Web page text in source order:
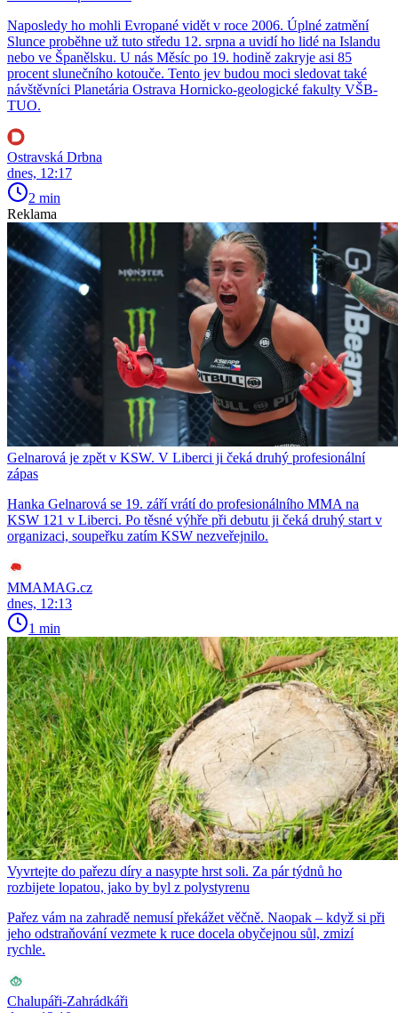
Naposledy ho mohli Evropané vidět v roce 2006. Úplné zatmění
Slunce proběhne už tuto středu 12. srpna a uvidí ho lidé na Islandu
nebo ve Španělsku. U nás Měsíc po 19. hodině zakryje asi 85
procent slunečního kotouče. Tento jev budou moci sledovat také
návštěvníci Planetária Ostrava Hornicko-geologické fakulty VŠB-
TUO.
Ostravská Drbna
dnes, 12:17
2 min
Reklama
Gelnarová je zpět v KSW. V Liberci ji čeká druhý profesionální
zápas
Hanka Gelnarová se 19. září vrátí do profesionálního MMA na
KSW 121 v Liberci. Po těsné výhře při debutu ji čeká druhý start v
organizaci, soupeřku zatím KSW nezveřejnilo.
MMAMAG.cz
dnes, 12:13
1 min
Vyvrtejte do pařezu díry a nasypte hrst soli. Za pár týdnů ho
rozbijete lopatou, jako by byl z polystyrenu
Pařez vám na zahradě nemusí překážet věčně. Naopak – když si při
jeho odstraňování vezmete k ruce docela obyčejnou sůl, zmizí
rychle.
Chalupáři-Zahrádkáři